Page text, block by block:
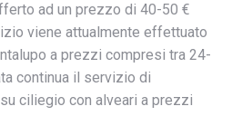
ad un prezzo di 40-50 €
viene attualmente effettuato
a prezzi compresi tra 24-
continua il servizio di
ciliegio con alveari a prezzi